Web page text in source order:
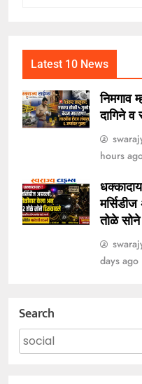
Latest 10 News
निमगाव
दागिने व
hours
तोळे
days ago
Search